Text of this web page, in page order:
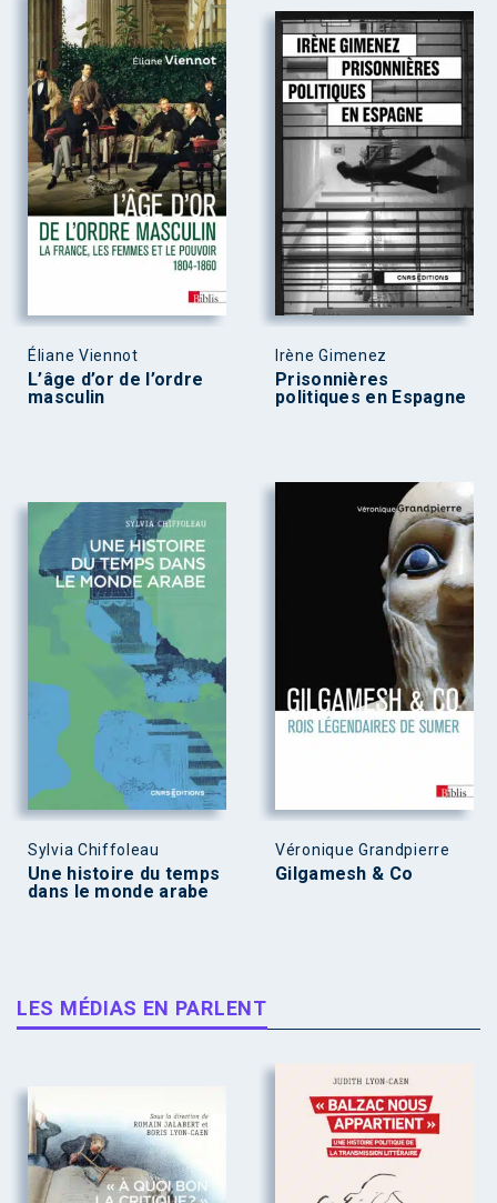
Éliane Viennot
L’âge d’or de l’ordre
masculin
Irène Gimenez
Prisonnières
politiques en Espagne
Sylvia Chiffoleau
Une histoire du temps
dans le monde arabe
Véronique Grandpierre
Gilgamesh & Co
LES MÉDIAS EN PARLENT